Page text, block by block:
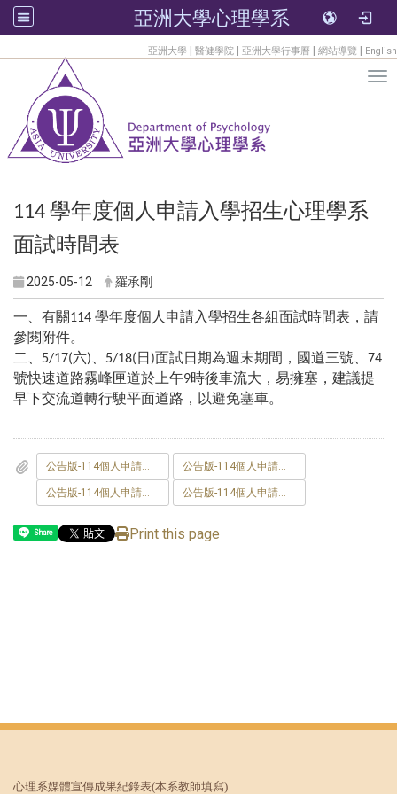
亞洲大學心理學系
亞洲大學 | 醫健學院 | 亞洲大學行事曆 | 網站導覽 | English
114 學年度個人申請入學招生心理學系
面試時間表
2025-05-12 羅承剛
一、有關114 學年度個人申請入學招生各組面試時間表，請
參閱附件。
二
5/17(六) 5/18( 日 )面試日期為週末期間，國道三號、 74
號快速道路霧峰匣道於上午9時後車流大，易擁塞，建議提
早下交流道轉行駛平面道路，以避免塞車。
公告版-114個人申請面試時間表-心理師研修組-1140512-確定版-44人.pdf 公告版-114個人申請面試時間表-諮商與臨床心理組-1140512-確定版-102人.pdf
公告版-114個人申請面試時間表-諮商與臨床心理組_青年儲蓄帳戶組_-1140512-確定版-1人.pdf 公告版-114個人申請面試時間表-工商與社會心理組-1140512-確定版-73人.pdf
Share Print this page
心理系媒體宣傳成果紀錄表(本系教師填寫)